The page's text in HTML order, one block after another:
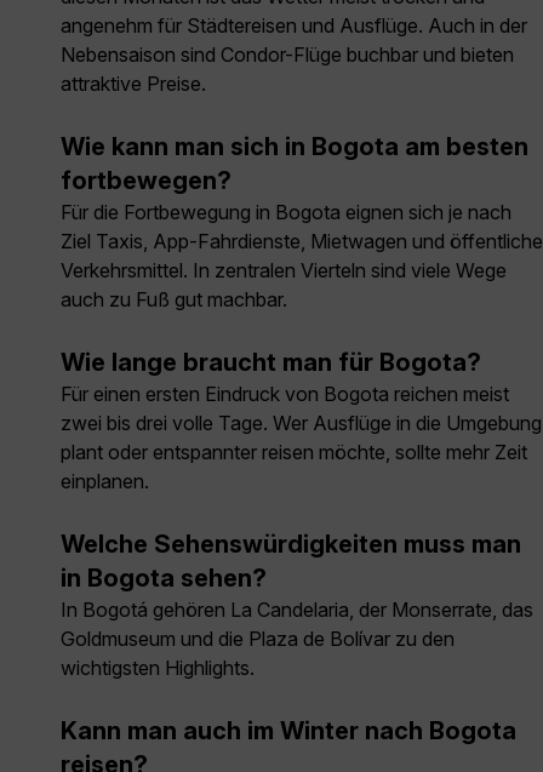
angenehm für Städtereisen und Ausflüge. Auch in der
Nebensaison sind Condor-Flüge buchbar und bieten
attraktive Preise.
Wie kann man sich in Bogota am besten
fortbewegen?
Für die Fortbewegung in Bogota eignen sich je nach
Ziel Taxis, App-Fahrdienste, Mietwagen und öffentliche
Verkehrsmittel. In zentralen Vierteln sind viele Wege
auch zu Fuß gut machbar.
Wie lange braucht man für Bogota?
Für einen ersten Eindruck von Bogota reichen meist
zwei bis drei volle Tage. Wer Ausflüge in die Umgebung
plant oder entspannter reisen möchte, sollte mehr Zeit
einplanen.
Welche Sehenswürdigkeiten muss man
in Bogota sehen?
In Bogotá gehören La Candelaria, der Monserrate, das
Goldmuseum und die Plaza de Bolívar zu den
wichtigsten Highlights.
Kann man auch im Winter nach Bogota
reisen?